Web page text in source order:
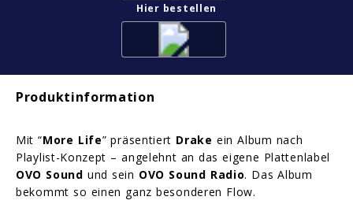
Hier bestellen
Produktinformation
Mit “More Life” präsentiert Drake ein Album nach
Playlist-Konzept – angelehnt an das eigene Plattenlabel
OVO Sound und sein OVO Sound Radio. Das Album
bekommt so einen ganz besonderen Flow.